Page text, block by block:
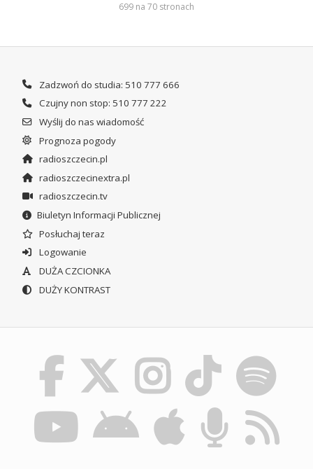
699 na 70 stronach
Zadzwoń do studia: 510 777 666
Czujny non stop: 510 777 222
Wyślij do nas wiadomość
Prognoza pogody
radioszczecin.pl
radioszczecinextra.pl
radioszczecin.tv
Biuletyn Informacji Publicznej
Posłuchaj teraz
Logowanie
DUŻA CZCIONKA
DUŻY KONTRAST